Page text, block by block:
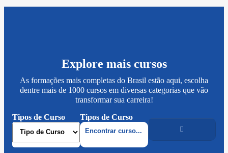
Explore mais cursos
As formações mais completas do Brasil estão aqui, escolha
dentre mais de 1000 cursos em diversas categorias que vão
transformar sua carreira!
Tipos de Curso
Tipos de Curso